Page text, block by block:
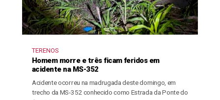
TERENOS
Homem morre e três ficam feridos em
acidente na MS-352
Acidente ocorreu na madrugada deste domingo, em
trecho da MS-352 conhecido como Estrada da Ponte do